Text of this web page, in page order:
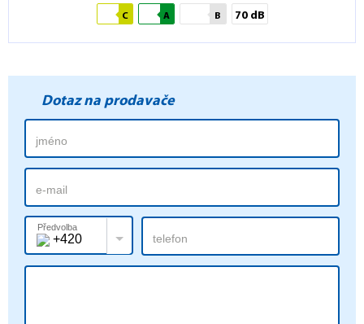
C A B 70 dB
Dotaz na prodavače
Předvolba
+420